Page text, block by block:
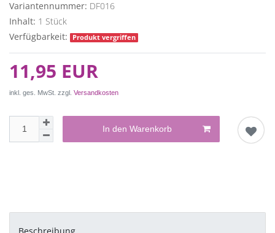
Variantennummer: DF016
Inhalt: 1 Stück
Verfügbarkeit:
Produkt vergriffen
11,95 EUR
inkl. ges. MwSt. zzgl. Versandkosten
In den Warenkorb
Beschreibung